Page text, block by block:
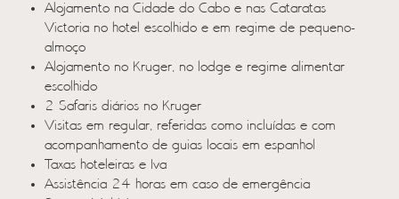
Alojamento na Cidade do Cabo e nas Cataratas
Victoria no hotel escolhido e em regime de pequeno-
almoço
Alojamento no Kruger, no lodge e regime alimentar
escolhido
2 Safaris diários no Kruger
Visitas em regular, referidas como incluídas e com
acompanhamento de guias locais em espanhol
Taxas hoteleiras e Iva
Assistência 24 horas em caso de emergência